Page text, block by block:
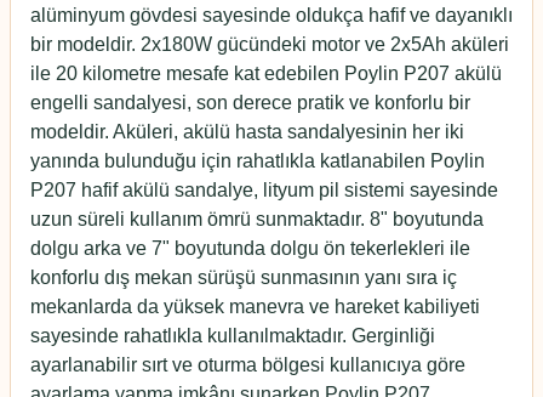
alüminyum gövdesi sayesinde oldukça hafif ve dayanıklı
bir modeldir. 2x180W gücündeki motor ve 2x5Ah aküleri
ile 20 kilometre mesafe kat edebilen Poylin P207 akülü
engelli sandalyesi, son derece pratik ve konforlu bir
modeldir. Aküleri, akülü hasta sandalyesinin her iki
yanında bulunduğu için rahatlıkla katlanabilen Poylin
P207 hafif akülü sandalye, lityum pil sistemi sayesinde
uzun süreli kullanım ömrü sunmaktadır. 8" boyutunda
dolgu arka ve 7" boyutunda dolgu ön tekerlekleri ile
konforlu dış mekan sürüşü sunmasının yanı sıra iç
mekanlarda da yüksek manevra ve hareket kabiliyeti
sayesinde rahatlıkla kullanılmaktadır. Gerginliği
ayarlanabilir sırt ve oturma bölgesi kullanıcıya göre